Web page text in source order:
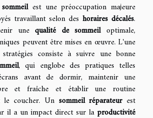
est une préoccupation majeure
travaillant selon des horaires décalés.
unequalité de sommeiloptimale,
peuvent être mises en œuvre. L'une
consiste à suivre une bonne
, qui englobe des pratiques telles
avant de dormir, maintenir une
et fraîche et établir une routine
le coucher. Un sommeil réparateurest
il a un impact direct sur la productivité